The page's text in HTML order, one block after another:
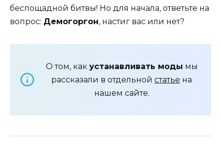
беспощадной битвы! Но для начала, ответьте на
вопрос: Демогоргон, настиг вас или нет?
О том, как устанавливать моды мы
рассказали в отдельной статье на
нашем сайте.